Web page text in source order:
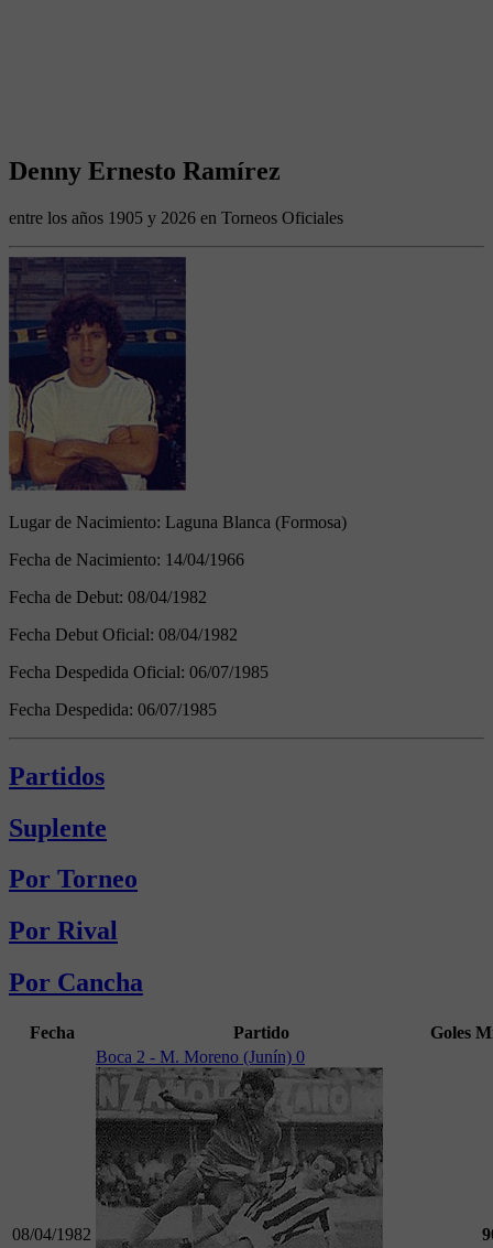
Denny Ernesto Ramírez
entre los años 1905 y 2026 en Torneos Oficiales
Lugar de Nacimiento: Laguna Blanca (Formosa)
Fecha de Nacimiento: 14/04/1966
Fecha de Debut: 08/04/1982
Fecha Debut Oficial: 08/04/1982
Fecha Despedida Oficial: 06/07/1985
Fecha Despedida: 06/07/1985
Partidos
Suplente
Por Torneo
Por Rival
Por Cancha
Fecha Partido Goles
08/04/1982
Boca 2 - M. Moreno (Junín) 0